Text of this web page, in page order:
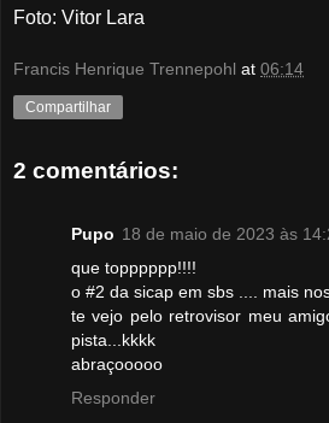
Foto: Vitor Lara
Francis Henrique Trennepohl at 06:14
Compartilhar
2 comentários:
Pupo 18 de maio de 2023 às
que topppppp!!!!
o #2 da sicap em sbs .... mais
te vejo pelo retrovisor meu
pista...kkkk
abraçooooo
Responder